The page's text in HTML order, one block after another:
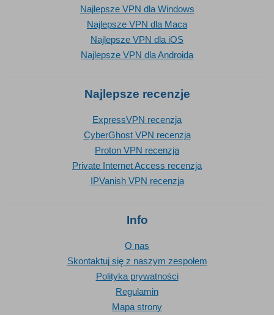
Najlepsze VPN dla Windows
Najlepsze VPN dla Maca
Najlepsze VPN dla iOS
Najlepsze VPN dla Androida
Najlepsze recenzje
ExpressVPN recenzja
CyberGhost VPN recenzja
Proton VPN recenzja
Private Internet Access recenzja
IPVanish VPN recenzja
Info
O nas
Skontaktuj się z naszym zespołem
Polityka prywatności
Regulamin
Mapa strony